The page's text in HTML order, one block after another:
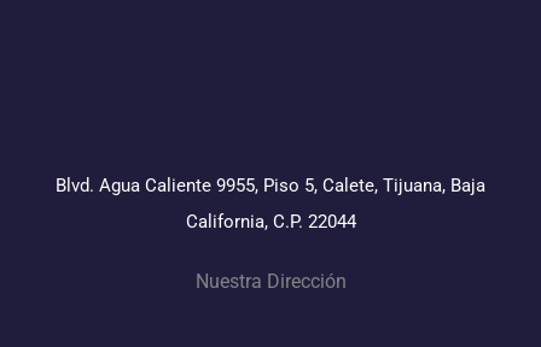
Blvd. Agua Caliente 9955, Piso 5, Calete, Tijuana, Baja
California, C.P. 22044
Nuestra Dirección